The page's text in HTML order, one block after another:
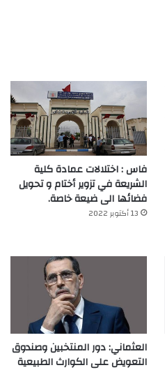
فاس : اختلالات عمادة كلية
الشريعة في تزوير أختام و تحويل
فضائها الى ضيعة خاصة.
13 أكتوبر 2022
العثماني: دور المنتخبين وصندوق
التعويض على الكوارث الطبيعية